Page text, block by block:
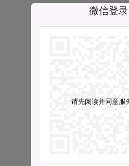
微信登录
请先阅读并同意服